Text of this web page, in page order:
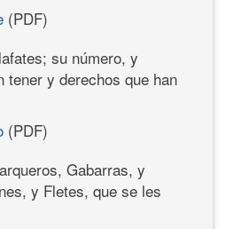
(PDF)
su número, y
tener y derechos que han
(PDF)
Gabarras, y
y Fletes, que se les